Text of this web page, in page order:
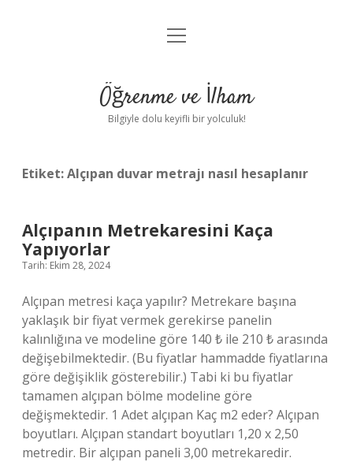
Anasayfa
Yasal Uyarı
menüyü
Öğrenme ve İlham
Bilgiyle dolu keyifli bir yolculuk!
Etiket:Alçıpan duvar metrajı nasıl hesaplanır
Alçıpanın Metrekaresini Kaça
Yapıyorlar
Tarih: Ekim 28, 2024
Alçıpan metresi kaça yapılır? Metrekare başına
yaklaşık bir fiyat vermek gerekirse panelin
kalınlığına ve modeline göre 140 ₺ ile 210 ₺ arasında
değişebilmektedir. (Bu fiyatlar hammadde fiyatlarına
göre değişiklik gösterebilir.) Tabi ki bu fiyatlar
tamamen alçıpan bölme modeline göre
değişmektedir. 1 Adet alçıpan Kaç m2 eder? Alçıpan
boyutları. Alçıpan standart boyutları 1,20 x 2,50
metredir. Bir alçıpan paneli 3,00 metrekaredir.